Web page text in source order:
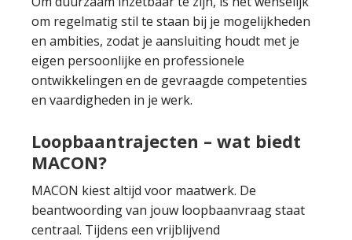
om regelmatig stil te staan bij je mogelijkheden
en ambities, zodat je aansluiting houdt met je
eigen persoonlijke en professionele
ontwikkelingen en de gevraagde competenties
en vaardigheden in je werk.
Loopbaantrajecten – wat biedt
MACON?
MACON kiest altijd voor maatwerk. De
beantwoording van jouw loopbaanvraag staat
centraal. Tijdens een vrijblijvend